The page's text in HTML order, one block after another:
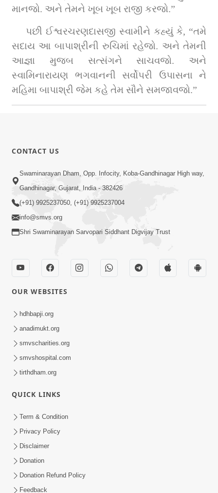
માનજો. અને તેમને ખૂબ ખૂબ રાજી કરજો.”
પછી ઈશ્વરચરણદાસજી સ્વામીને કહ્યું કે, “તમે
સદાય આ બાપાશ્રીની રુચિમાં રહેજો. અને તેમની
આજ્ઞા મુજબ સત્સંગને સાચવજો. અને
સ્વામિનારાયણ ભગવાનની સર્વોપરી ઉપાસના ને
મહિમા બાપાશ્રી જેમ કહે તેમ સૌને સમજાવજો.”
CONTACT US
Swaminarayan Dham, Opp. Infocity, Koba-Gandhinagar High way,
Gandhinagar, Gujarat, India - 382426
(+91) 9925237050, (+91) 9925237004
info@smvs.org
Shri Swaminarayan Sarvopari Siddhant Digvijay Trust
OUR WEBSITES
hdhbapji.org
anadimukt.org
smvscharities.org
smvshospital.com
tirthdham.org
QUICK LINKS
Term & Condition
Privacy Policy
Disclaimer
Donation
Donation Refund Policy
Feedback